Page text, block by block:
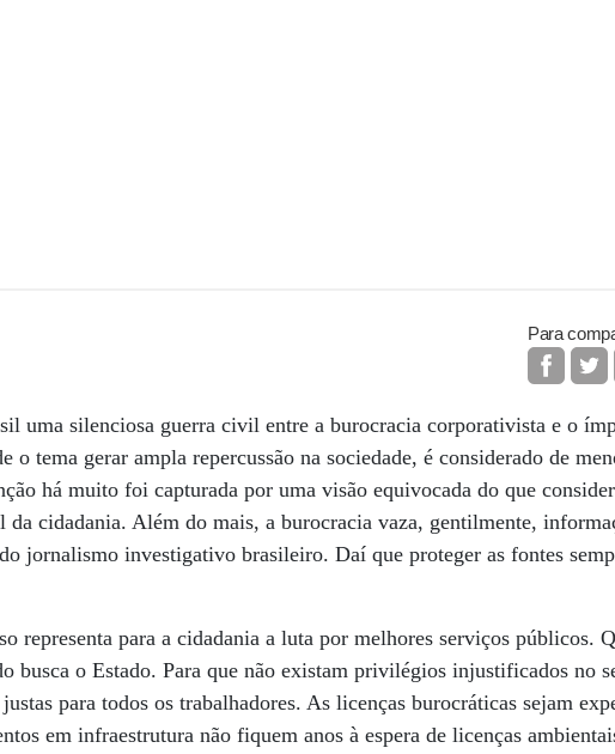
Para
uma silenciosa guerra civil entre a burocracia corporativista e o
o tema gerar ampla repercussão na sociedade, é considerado de
há muito foi capturada por uma visão equivocada do que
da cidadania. Além do mais, a burocracia vaza, gentilmente,
jornalismo investigativo brasileiro. Daí que proteger as fontes
representa para a cidadania a luta por melhores serviços públicos.
busca o Estado. Para que não existam privilégios injustificados no
para todos os trabalhadores. As licenças burocráticas sejam
em infraestrutura não fiquem anos à espera de licenças